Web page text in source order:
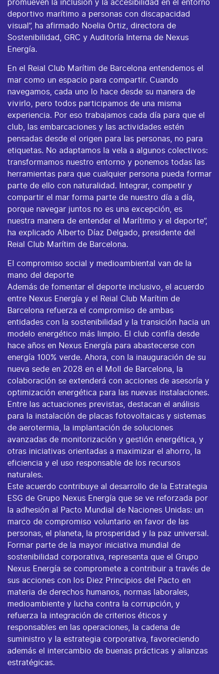
deportivo marítimo a personas con discapacidad
visual”, ha afirmado Noelia Ortiz, directora de
Sostenibilidad, GRC y Auditoría Interna de Nexus
Energía.
En el Reial Club Marítim de Barcelona entendemos el
mar como un espacio para compartir. Cuando
navegamos, cada uno lo hace desde su manera de
vivirlo, pero todos participamos de una misma
experiencia. Por eso trabajamos cada día para que el
club, las embarcaciones y las actividades estén
pensadas desde el origen para las personas, no para
etiquetas. No adaptamos la vela a algunos colectivos:
transformamos nuestro entorno y ponemos todas las
herramientas para que cualquier persona pueda formar
parte de ello con naturalidad. Integrar, competir y
compartir el mar forma parte de nuestro día a día,
porque navegar juntos no es una excepción, es
nuestra manera de entender el Marítimo y el deporte”,
ha explicado Alberto Díaz Delgado, presidente del
Reial Club Marítim de Barcelona.
El compromiso social y medioambiental van de la
mano del deporte
Además de fomentar el deporte inclusivo, el acuerdo
entre Nexus Energía y el Reial Club Marítim de
Barcelona refuerza el compromiso de ambas
entidades con la sostenibilidad y la transición hacia un
modelo energético más limpio. El club confía desde
hace años en Nexus Energía para abastecerse con
energía 100% verde. Ahora, con la inauguración de su
nueva sede en 2028 en el Moll de Barcelona, la
colaboración se extenderá con acciones de asesoría y
optimización energética para las nuevas instalaciones.
Entre las actuaciones previstas, destacan el análisis
para la instalación de placas fotovoltaicas y sistemas
de aerotermia, la implantación de soluciones
avanzadas de monitorización y gestión energética, y
otras iniciativas orientadas a maximizar el ahorro, la
eficiencia y el uso responsable de los recursos
naturales.
Este acuerdo contribuye al desarrollo de la Estrategia
ESG de Grupo Nexus Energía que se ve reforzada por
la adhesión al Pacto Mundial de Naciones Unidas: un
marco de compromiso voluntario en favor de las
personas, el planeta, la prosperidad y la paz universal.
Formar parte de la mayor iniciativa mundial de
sostenibilidad corporativa, representa que el Grupo
Nexus Energía se compromete a contribuir a través de
sus acciones con los Diez Principios del Pacto en
materia de derechos humanos, normas laborales,
medioambiente y lucha contra la corrupción, y
refuerza la integración de criterios éticos y
responsables en las operaciones, la cadena de
suministro y la estrategia corporativa, favoreciendo
además el intercambio de buenas prácticas y alianzas
estratégicas.